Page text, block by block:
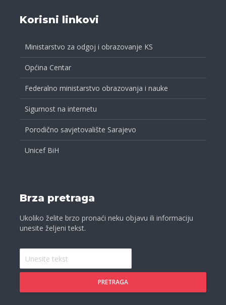
Korisni linkovi
Ministarstvo za odgoj i obrazovanje KS
Općina Centar
Federalno ministarstvo obrazovanja i nauke
Sigurnost na internetu
Porodično savjetovalište Sarajevo
Unicef BiH
Brza pretraga
Ukoliko želite brzo pronaći neku objavu ili informaciju
unesite željeni tekst.
PRETRAGA